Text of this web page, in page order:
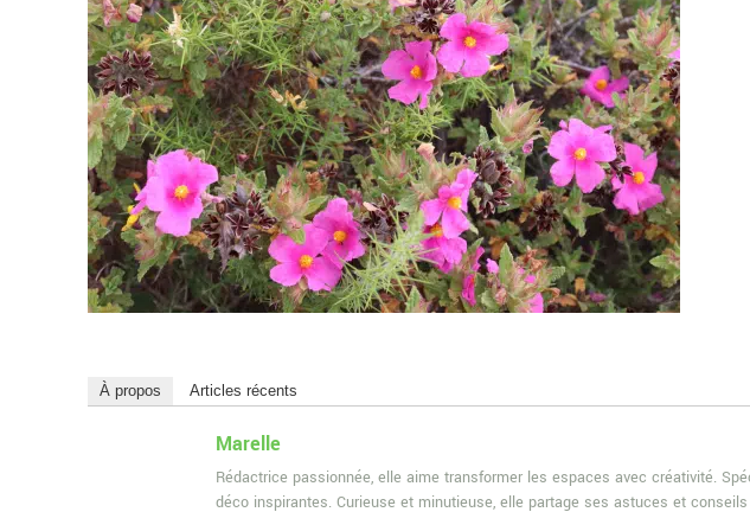
À propos Articles récents
Marelle
Rédactrice passionnée, elle aime transformer les espaces avec créativité.
déco inspirantes. Curieuse et minutieuse, elle partage ses astuces et